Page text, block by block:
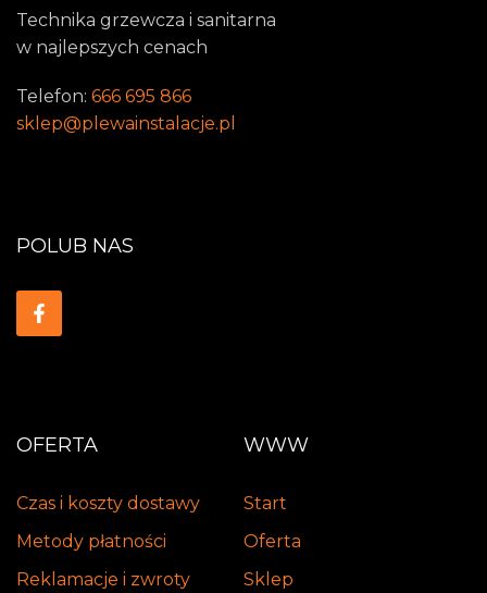
Technika grzewcza i sanitarna
w najlepszych cenach
Telefon: 666 695 866
sklep@plewainstalacje.pl
OFERTA
Czas i koszty dostawy
Metody płatności
Reklamacje i zwroty
WWW
Start
Oferta
Sklep
POLUB NAS